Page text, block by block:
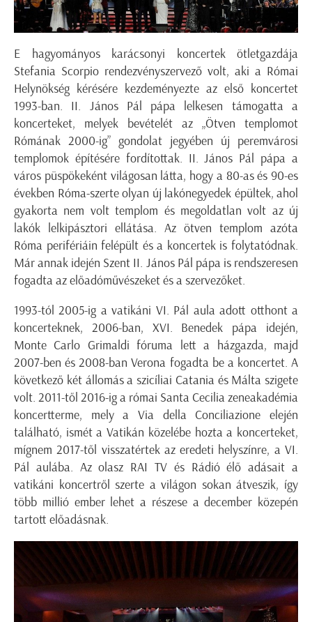
E hagyományos karácsonyi koncertek ötletgazdája
Stefania Scorpio rendezvényszervező volt, aki a Római
Helynökség kérésére kezdeményezte az első koncertet
1993-ban. II. János Pál pápa lelkesen támogatta a
koncerteket, melyek bevételét az „Ötven templomot
Rómának 2000-ig” gondolat jegyében új peremvárosi
templomok építésére fordítottak. II. János Pál pápa a
város püspökeként világosan látta, hogy a 80-as és 90-es
években Róma-szerte olyan új lakónegyedek épültek, ahol
gyakorta nem volt templom és megoldatlan volt az új
lakók lelkipásztori ellátása. Az ötven templom azóta
Róma perifériáin felépült és a koncertek is folytatódnak.
Már annak idején Szent II. János Pál pápa is rendszeresen
fogadta az előadóművészeket és a szervezőket.
1993-tól 2005-ig a vatikáni VI. Pál aula adott otthont a
koncerteknek, 2006-ban, XVI. Benedek pápa idején,
Monte Carlo Grimaldi fóruma lett a házgazda, majd
2007-ben és 2008-ban Verona fogadta be a koncertet. A
következő két állomás a szicíliai Catania és Málta szigete
volt. 2011-től 2016-ig a római Santa Cecilia zeneakadémia
koncertterme, mely a Via della Conciliazione elején
található, ismét a Vatikán közelébe hozta a koncerteket,
mígnem 2017-től visszatértek az eredeti helyszínre, a VI.
Pál aulába. Az olasz RAI TV és Rádió élő adásait a
vatikáni koncertről szerte a világon sokan átveszik, így
több millió ember lehet a részese a december közepén
tartott előadásnak.